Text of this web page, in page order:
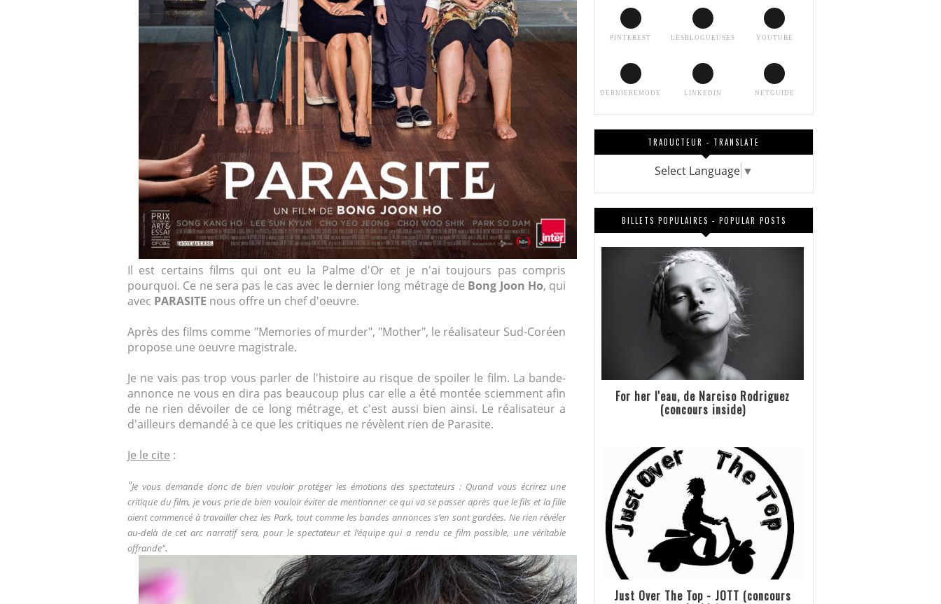
Il est certains films qui ont eu la Palme d'Or et je n'ai toujours pas compris
pourquoi. Ce ne sera pas le cas avec le dernier long métrage de Bong Joon Ho, qui
avec PARASITE nous offre un chef d'oeuvre.
Après des films comme "Memories of murder", "Mother", le réalisateur Sud-Coréen
propose une oeuvre magistrale.
Je ne vais pas trop vous parler de l'histoire au risque de spoiler le film. La bande-
annonce ne vous en dira pas beaucoup plus car elle a été montée sciemment afin
de ne rien dévoiler de ce long métrage, et c'est aussi bien ainsi. Le réalisateur a
d'ailleurs demandé à ce que les critiques ne révèlent rien de Parasite.
Je le cite :
"Je vous demande donc de bien vouloir protéger les émotions des spectateurs : Quand vous écrirez une
critique du film, je vous prie de bien vouloir éviter de mentionner ce qui va se passer après que le fils et la fille
aient commencé à travailler chez les Park, tout comme les bandes annonces s’en sont gardées. Ne rien révéler
au-delà de cet arc narratif sera, pour le spectateur et l’équipe qui a rendu ce film possible, une véritable
offrande".
PINTEREST LESBLOGUEUSES YOUTUBE
DERNIEREMODE LINKEDIN NETGUIDE
TRADUCTEUR - TRANSLATE
Select Language ▼
BILLETS POPULAIRES - POPULAR POSTS
For her l'eau, de Narciso Rodriguez
(concours inside)
Just Over The Top - JOTT (concours